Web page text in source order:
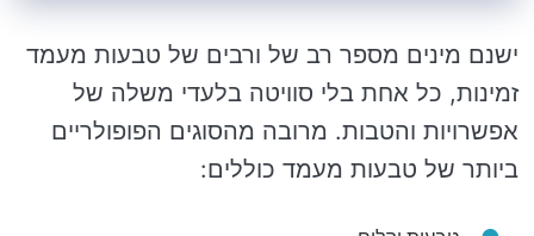
ישנם מינים מספר רב של ורבים של טבעות מעמד
זמינות, כל אחת בלי סוויטה בלעדי משלה של
אפשרויות והטבות. מרובה מהסוגים הפופולריים
ביותר של טבעות מעמד כוללים: